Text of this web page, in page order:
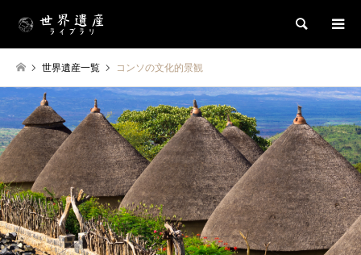
検索
世界遺産一覧 コンソの文化的景観